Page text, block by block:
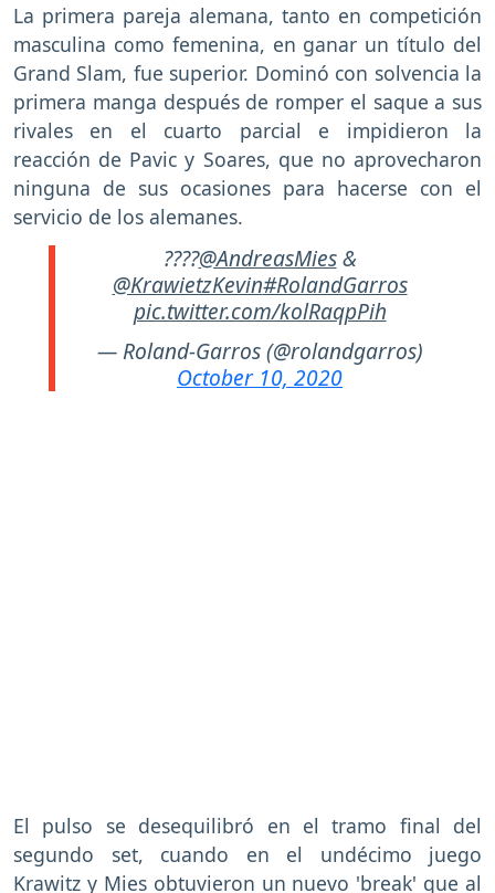
La primera pareja alemana, tanto en competición
masculina como femenina, en ganar un título del
Grand Slam, fue superior. Dominó con solvencia la
primera manga después de romper el saque a sus
rivales en el cuarto parcial e impidieron la
reacción de Pavic y Soares, que no aprovecharon
ninguna de sus ocasiones para hacerse con el
servicio de los alemanes.
????@AndreasMies&
@KrawietzKevin#RolandGarros
pic.twitter.com/kolRaqpPih
— Roland-Garros (@rolandgarros)
October 10, 2020
El pulso se desequilibró en el tramo final del
segundo set, cuando en el undécimo juego
Krawitz y Mies obtuvieron un nuevo 'break' que al